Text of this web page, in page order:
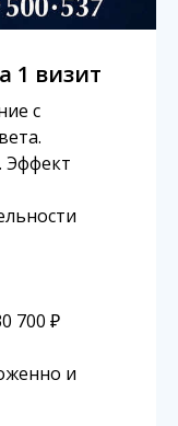
1 визит
с
Эффект
700 ₽
и